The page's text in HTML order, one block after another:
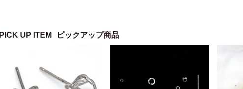
PICK UP ITEM ピックアップ商品